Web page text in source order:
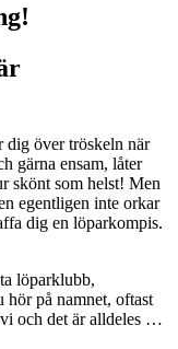
dig över tröskeln när
gärna ensam, låter
skönt som helst! Men
egentligen inte orkar
dig en löparkompis.
löparklubb,
hör på namnet, oftast
och det är alldeles …